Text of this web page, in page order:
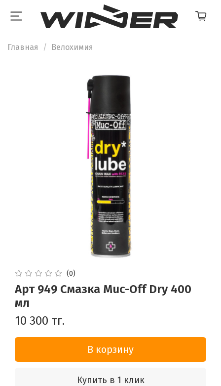
Главная Велохимия
(0)
Арт 949 Смазка Muc-Off Dry 400
мл
10 300 тг.
В корзину
Купить в 1 клик